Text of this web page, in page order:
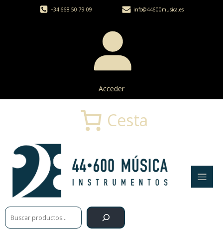
+34 668 50 79 09 info@44600musica.es
Acceder
Buscar
Cesta